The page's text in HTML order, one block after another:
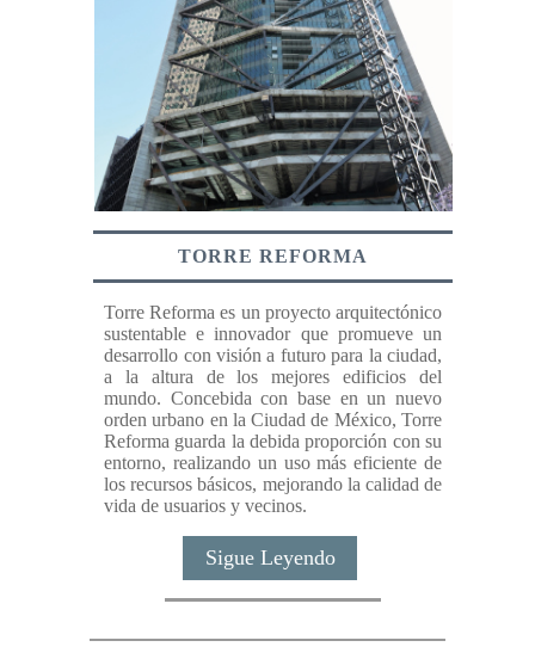
TORRE REFORMA
Torre Reforma es un proyecto arquitectónico
sustentable e innovador que promueve un
desarrollo con visión a futuro para la ciudad,
a la altura de los mejores edificios del
mundo. Concebida con base en un nuevo
orden urbano en la Ciudad de México, Torre
Reforma guarda la debida proporción con su
entorno, realizando un uso más eficiente de
los recursos básicos, mejorando la calidad de
vida de usuarios y vecinos.
Sigue Leyendo